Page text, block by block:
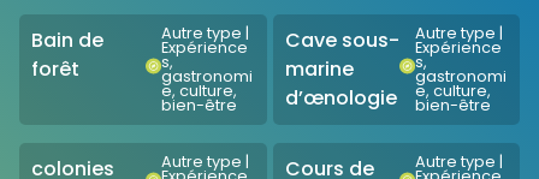
Bain de
forêt
Autre type |
Expérience
s,
gastronomi
e, culture,
bien-être
Cave sous-
marine
d’œnologie
Autre type |
Expérience
s,
gastronomi
e, culture,
bien-être
colonies
Autre type |
Cours de
Autre type |